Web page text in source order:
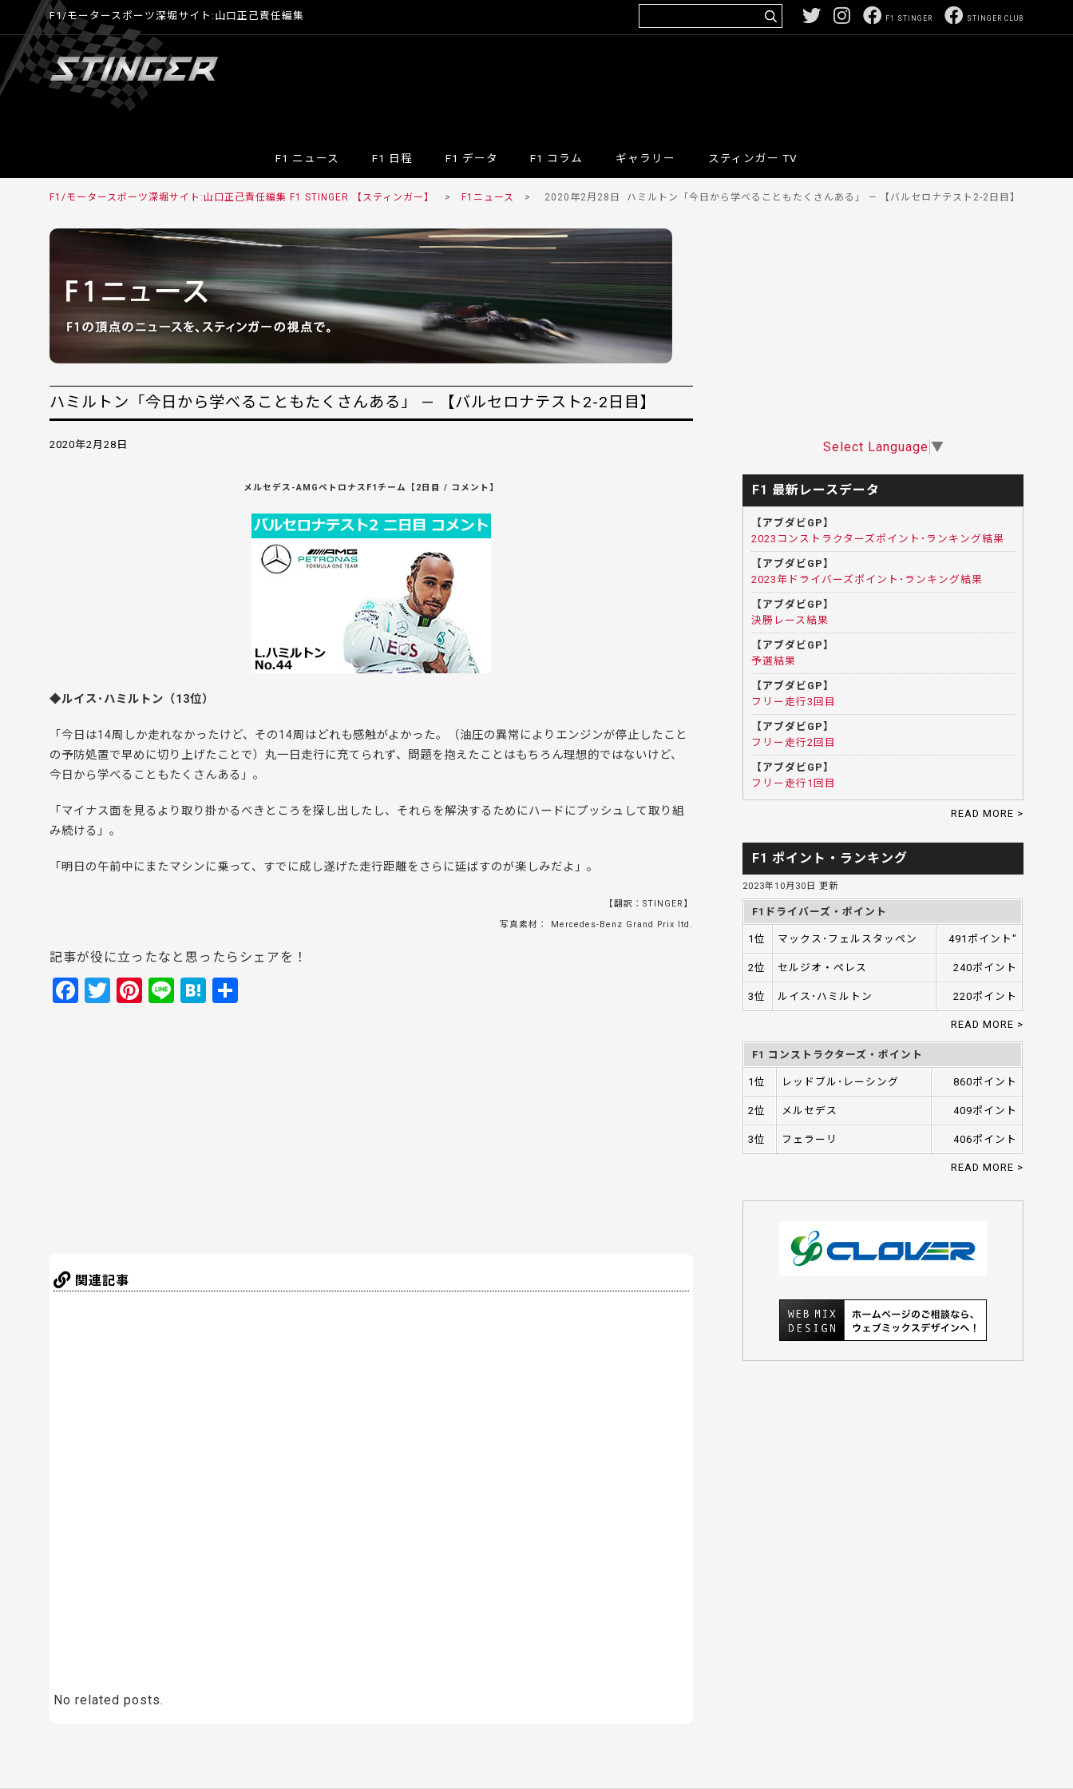
F1/モータースポーツ深堀サイト:山口正己責任編集 STINGER CLUB
F1 STINGER
F1 ニュース F1 日程 F1 データ F1 コラム ギャラリー スティンガー TV
F1/モータースポーツ深堀サイト:山口正己責任編集 F1 STINGER 【スティンガー】 > F1ニュース > 2020年2月28日 ハミルトン「今日から学べることもたくさんある」 — 【バルセロナテスト2-2日目】
ハミルトン「今日から学べることもたくさんある」 — 【バルセロナテスト2-2日目】
2020年2月28日
メルセデス-AMGペトロナスF1チーム【2日目 / コメント】
◆ルイス･ハミルトン（13位）
「今日は14周しか走れなかったけど、その14周はどれも感触がよかった。（油圧の異常によりエンジンが停止したこと
の予防処置で早めに切り上げたことで）丸一日走行に充てられず、問題を抱えたことはもちろん理想的ではないけど、
今日から学べることもたくさんある」。
「マイナス面を見るより取り掛かるべきところを探し出したし、それらを解決するためにハードにプッシュして取り組
み続ける」。
「明日の午前中にまたマシンに乗って、すでに成し遂げた走行距離をさらに延ばすのが楽しみだよ」。
【翻訳：STINGER】
写真素材： Mercedes-Benz Grand Prix ltd.
記事が役に立ったなと思ったらシェアを！
F
T
Pi Li H
関連記事
No related posts.
Select Language ▼
F1 最新レースデータ
【アブダビGP】
2023コンストラクターズポイント･ランキング結果
【アブダビGP】
2023年ドライバーズポイント･ランキング結果
【アブダビGP】
決勝レース結果
【アブダビGP】
予選結果
【アブダビGP】
フリー走行3回目
【アブダビGP】
フリー走行2回目
【アブダビGP】
フリー走行1回目
READ MORE >
F1 ポイント・ランキング
2023年10月30日 更新
F1ドライバーズ・ポイント
1位 マックス･フェルスタッペン 491ポイント"
2位 セルジオ・ペレス 240ポイント
3位 ルイス･ハミルトン 220ポイント
READ MORE >
F1 コンストラクターズ・ポイント
1位 レッドブル･レーシング 860ポイント
2位 メルセデス 409ポイント
3位 フェラーリ 406ポイント
READ MORE >